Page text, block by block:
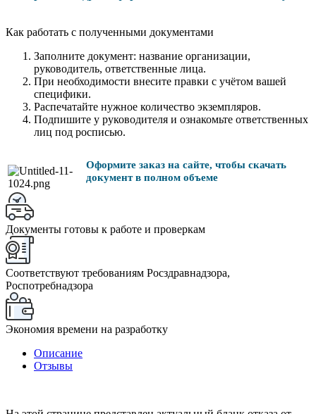
Как работать с полученными документами
Заполните документ: название организации,
руководитель, ответственные лица.
При необходимости внесите правки с учётом вашей
специфики.
Распечатайте нужное количество экземпляров.
Подпишите у руководителя и ознакомьте ответственных
лиц под росписью.
Оформите заказ на сайте, чтобы скачать
документ в полном объеме
Документы готовы к работе и проверкам
Соответствуют требованиям Росздравнадзора,
Роспотребнадзора
Экономия времени на разработку
Описание
Отзывы